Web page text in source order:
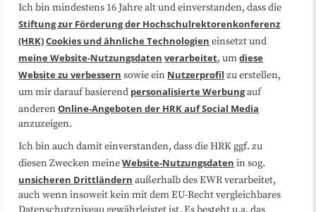
Über uns FAQ
Medienarbeit Kooperationen
Datenschutzerklärung Impressum
Sitemap
Folgen Sie uns
Ich bin mindestens 16 Jahre alt und einverstanden, dass die
Stiftung zur Förderung der Hochschulrektorenkonferenz
(HRK)Cookies und ähnliche Technologien einsetzt und
meine Website-Nutzungsdaten verarbeitet, umdiese
Website zu verbessern sowie ein Nutzerprofil zu erstellen,
um mir darauf basierend personalisierte Werbungauf
anderenOnline-Angeboten der HRK auf Social Media
anzuzeigen.
Ich bin auch damit einverstanden, dass die HRK ggf. zu
diesen Zwecken meineWebsite-Nutzungsdaten in sog.
unsicheren Drittländern außerhalb des EWR verarbeitet,
auch wenn insoweit kein mit dem EU-Recht vergleichbares